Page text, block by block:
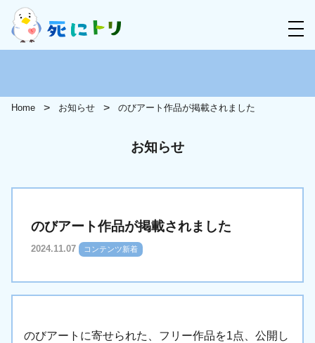
Home お知らせ のびアート作品が掲載されました
お知らせ
のびアート作品が掲載されました
2024.11.07 コンテンツ新着
のびアートに寄せられた、フリー作品を1点、公開し